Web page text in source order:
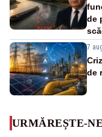
de
7
de
URMĂREȘTE-